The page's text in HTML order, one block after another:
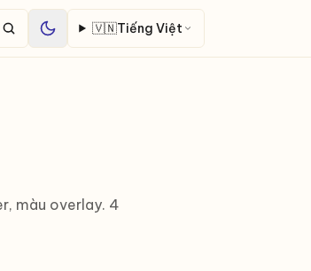
🇻🇳Tiếng Việt
màu overlay. 4